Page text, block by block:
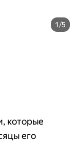
1/5
которые
его